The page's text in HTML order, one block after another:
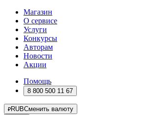
Магазин
О сервисе
Услуги
Конкурсы
Авторам
Новости
Акции
Помощь
8 800 500 11 67
RUBСменить валюту